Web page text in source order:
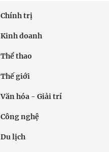
Chính trị
Kinh doanh
Thể thao
Thế giới
Văn hóa - Giải trí
Công nghệ
Du lịch